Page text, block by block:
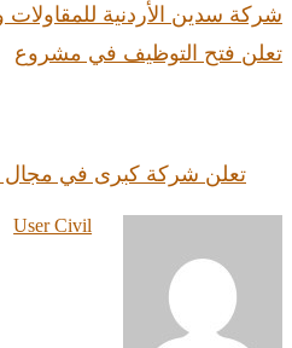
المقالات
شركة سدين الأردنية للمقاولات و
تعلن فتح التوظيف في مشروع
تعلن شركة كبرى في مجال
User Civil